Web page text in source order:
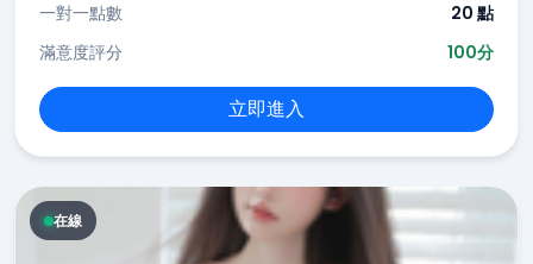
一對一點數
20 點
滿意度評分
100分
立即進入
在線